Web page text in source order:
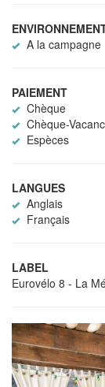
A la campagne
PAIEMENT
Chèque
Chèque-
Espèces
LANGUES
Anglais
Français
LABEL
Eurovélo 8 - La